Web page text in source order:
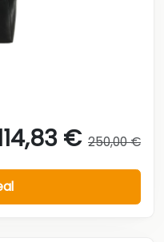
€ 250,00 €